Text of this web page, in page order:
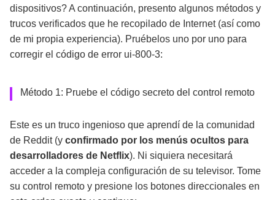
dispositivos? A continuación, presento algunos métodos y
trucos verificados que he recopilado de Internet (así como
de mi propia experiencia). Pruébelos uno por uno para
corregir el código de error ui-800-3:
Método 1: Pruebe el código secreto del control remoto
Este es un truco ingenioso que aprendí de la comunidad
de Reddit (y confirmado por los menús ocultos para
desarrolladores de Netflix). Ni siquiera necesitará
acceder a la compleja configuración de su televisor. Tome
su control remoto y presione los botones direccionales en